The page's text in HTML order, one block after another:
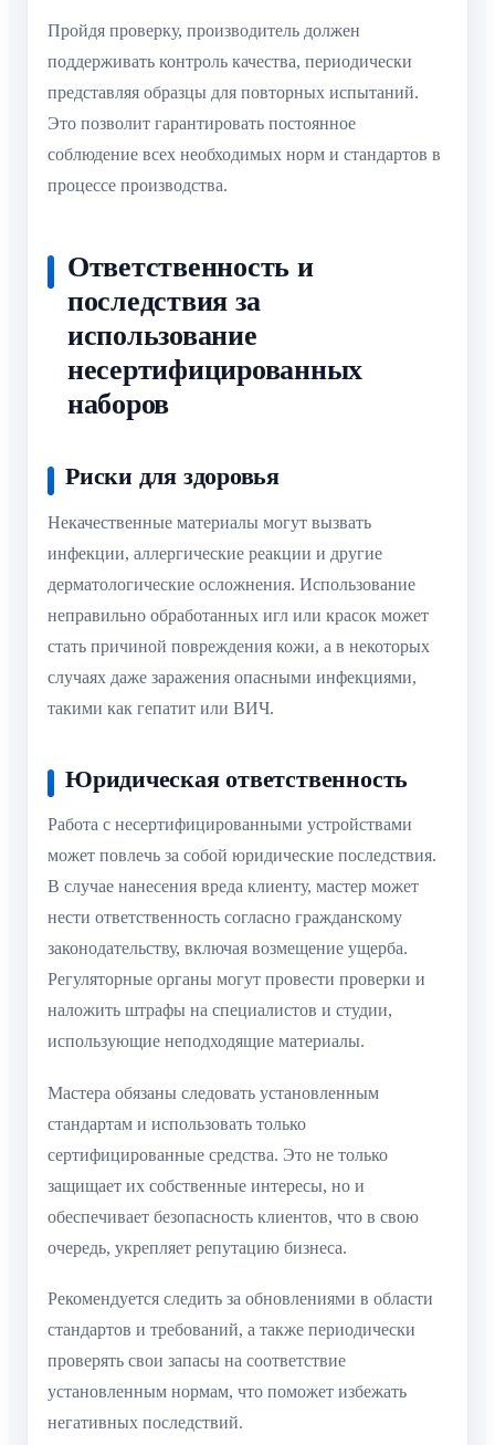
Пройдя проверку, производитель должен
поддерживать контроль качества, периодически
представляя образцы для повторных испытаний.
Это позволит гарантировать постоянное
соблюдение всех необходимых норм и стандартов в
процессе производства.
Ответственность и
последствия за
использование
несертифицированных
наборов
Риски для здоровья
Некачественные материалы могут вызвать
инфекции, аллергические реакции и другие
дерматологические осложнения. Использование
неправильно обработанных игл или красок может
стать причиной повреждения кожи, а в некоторых
случаях даже заражения опасными инфекциями,
такими как гепатит или ВИЧ.
Юридическая ответственность
Работа с несертифицированными устройствами
может повлечь за собой юридические последствия.
В случае нанесения вреда клиенту, мастер может
нести ответственность согласно гражданскому
законодательству, включая возмещение ущерба.
Регуляторные органы могут провести проверки и
наложить штрафы на специалистов и студии,
использующие неподходящие материалы.
Мастера обязаны следовать установленным
стандартам и использовать только
сертифицированные средства. Это не только
защищает их собственные интересы, но и
обеспечивает безопасность клиентов, что в свою
очередь, укрепляет репутацию бизнеса.
Рекомендуется следить за обновлениями в области
стандартов и требований, а также периодически
проверять свои запасы на соответствие
установленным нормам, что поможет избежать
негативных последствий.